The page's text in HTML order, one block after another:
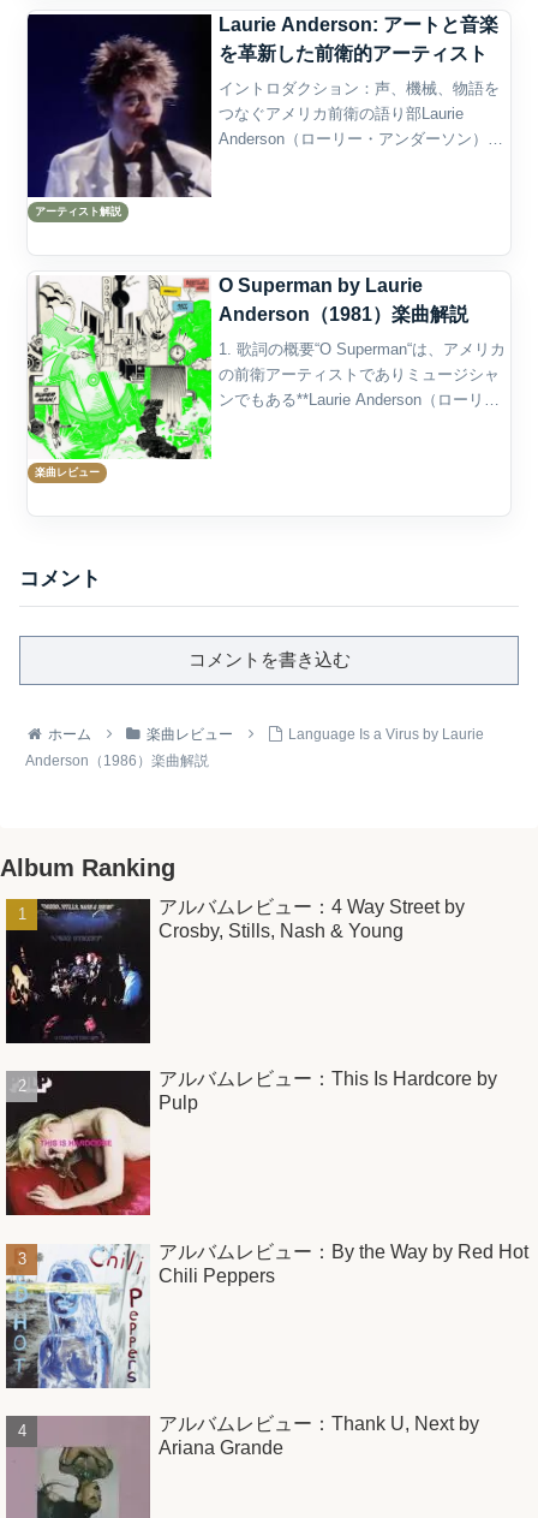
アーティスト解説
Laurie Anderson: アートと音楽
を革新した前衛的アーティスト
イントロダクション：声、機械、物語を
つなぐアメリカ前衛の語り部Laurie
Anderson（ローリー・アンダーソン）
楽曲レビュー
O Superman by Laurie
Anderson（1981）楽曲解説
1. 歌詞の概要“O Superman“は、アメリカ
の前衛アーティストでありミュージシャ
ンでもある**Laurie Anderson（ローリ
コメント
コメントを書き込む
ホーム 楽曲レビュー
Language Is a Virus by Laurie
Anderson（1986）楽曲解説
Album Ranking
アルバムレビュー：4 Way Street by
Crosby, Stills, Nash & Young
アルバムレビュー：This Is Hardcore by
Pulp
アルバムレビュー：By the Way by Red Hot
Chili Peppers
アルバムレビュー：Thank U, Next by
Ariana Grande